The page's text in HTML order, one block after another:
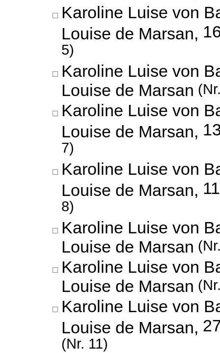
Karoline Luise von
Louise de Marsan,
5)
Karoline Luise von
Louise de Marsan
Karoline Luise von
Louise de Marsan,
7)
Karoline Luise von
Louise de Marsan,
8)
Karoline Luise von
Louise de Marsan
Karoline Luise von
Louise de Marsan
Karoline Luise von
Louise de Marsan,
(Nr. 11)